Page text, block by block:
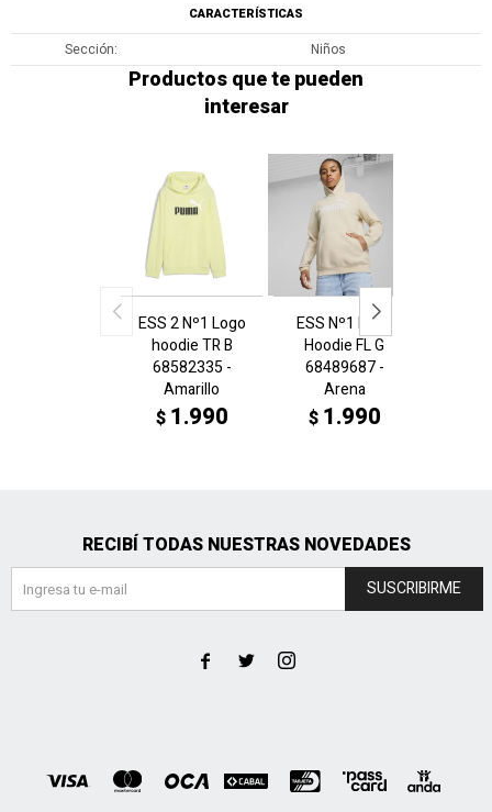
CARACTERÍSTICAS
Sección Niños
Productos que te pueden
interesar
ESS 2 Nº1 Logo
hoodie TR B
68582335 -
Amarillo
$ 1.990
ESS Nº1 Logo
Hoodie FL G
68489687 -
Arena
$ 1.990
RECIBÍ TODAS NUESTRAS NOVEDADES
SUSCRIBIRME
  